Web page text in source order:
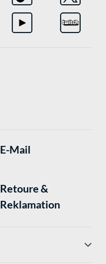
E-Mail
Retoure &
Reklamation